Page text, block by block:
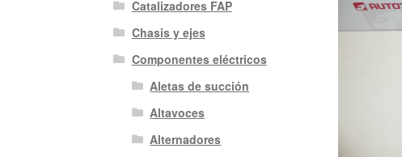
Catalizadores FAP
Chasis y ejes
Componentes eléctricos
Aletas de succión
Altavoces
Alternadores